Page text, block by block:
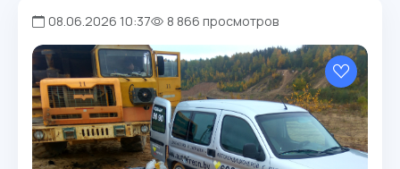
08.06.2026 10:37 8 866 просмотров